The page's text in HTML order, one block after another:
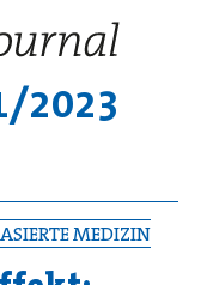
2023
MEDIZIN